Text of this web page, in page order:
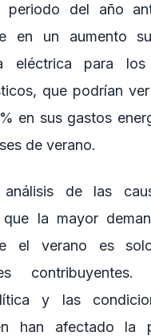
periodo del año
en un aumento
eléctrica para los
que podrían
en sus gastos
de verano.
análisis de las
que la mayor
el verano es
y las
han afectado la